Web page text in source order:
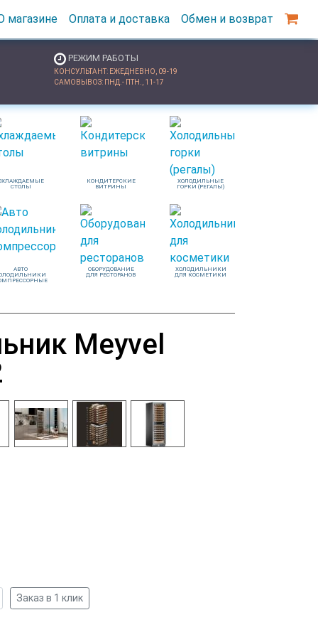
магазине Оплата и доставка Обмен и возврат
РЕЖИМ РАБОТЫ
КОНСУЛЬТАНТ: ЕЖЕДНЕВНО, 09-19
САМОВЫВОЗ: ПНД.- ПТН., 11-17
СТОЛЫ
КОНДИТЕРСКИЕ
ВИТРИНЫ
ХОЛОДИЛЬНЫЕ
ГОРКИ (РЕГАЛЫ)
АВТО
ОБОРУДОВАНИЕ
ДЛЯ РЕСТОРАНОВ
ХОЛОДИЛЬНИКИ
ДЛЯ КОСМЕТИКИ
Meyvel